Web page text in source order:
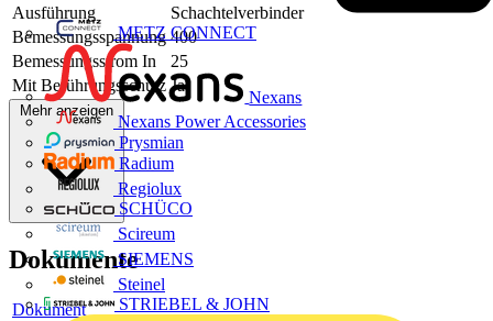
METZ CONNECT
Nexans
Nexans Power Accessories
Prysmian
Radium
Regiolux
SCHÜCO
Scireum
SIEMENS
Steinel
STRIEBEL & JOHN
Ausführung
Schachtelverbinder
Bemessungsspannung 400
Bemessungsstrom In
25
Mit Berührungsschutz Ja
Mehr anzeigen
Dokumente
Dokument